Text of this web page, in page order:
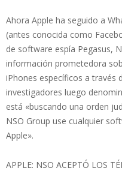
Ahora Apple ha seguido a
(antes conocida como
de software espía Pegasus,
información prometedora
iPhones específicos a través
investigadores luego
está «buscando una orden
NSO Group use cualquier
Apple».
APPLE: NSO ACEPTÓ LOS